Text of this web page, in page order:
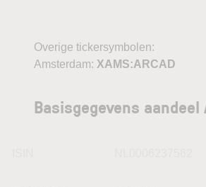
Overige tickersymbolen:
Amsterdam: XAMS:ARCAD
Basisgegevens aandeel